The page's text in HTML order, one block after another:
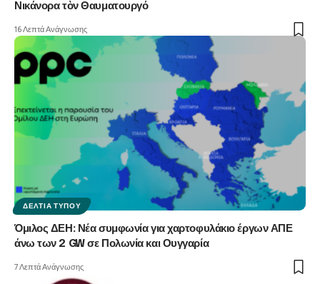
Νικάνορα τὸν Θαυματουργό
16 Λεπτά Ανάγνωσης
ΔΕΛΤΊΑ ΤΎΠΟΥ
Όμιλος ΔΕΗ: Νέα συμφωνία για χαρτοφυλάκιο έργων ΑΠΕ
άνω των 2 GW σε Πολωνία και Ουγγαρία
7 Λεπτά Ανάγνωσης